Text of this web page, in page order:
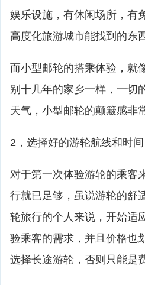
娱乐设施，有休闲场所，有
高度化旅游城市能找到的东
而小型邮轮的搭乘体验，就
别十几年的家乡一样，一切
天气，小型邮轮的颠簸感非
2，选择好的游轮航线和时间
对于第一次体验游轮的乘客
行就已足够，虽说游轮的舒
轮旅行的个人来说，开始适
验乘客的需求，并且价格也
选择长途游轮，否则只能是